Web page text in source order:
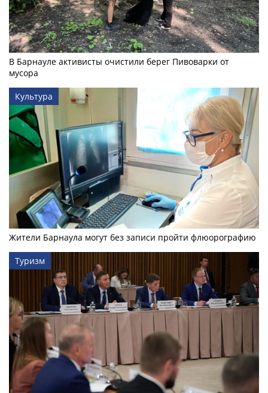
В Барнауле активисты очистили берег Пивоварки от
мусора
Культура
Жители Барнаула могут без записи пройти флюорографию
Туризм